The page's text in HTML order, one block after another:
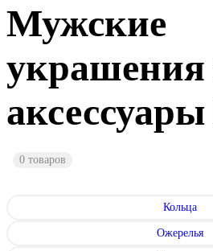
Мужские
украшения
0 товаров
Кольца
Ожерелья